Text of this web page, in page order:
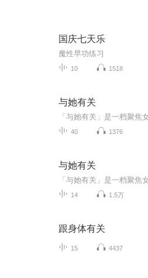
国庆七天乐
魔性早功练习
10 1518
与她有关
40 1376
与她有关
14 1.5万
跟身体有关
15 4437